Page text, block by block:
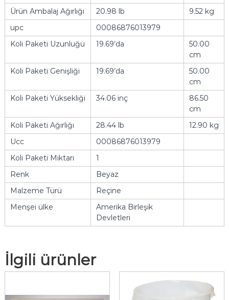
Ürün Ambalaj Ağırlığı
20.98 lb
9.52 kg
upc
00086876013979
Koli Paketi Uzunluğu
19.69’da
50.00
cm
Koli Paketi Genişliği
19.69’da
50.00
cm
Koli Paketi Yüksekliği
34.06 inç
86.50
cm
Koli Paketi Ağırlığı
28.44 lb
12.90 kg
Ucc
00086876013979
Koli Paketi Miktarı
1
Renk
Beyaz
Malzeme Türü
Reçine
Menşei ülke
Amerika Birleşik
Devletleri
İlgili ürünler